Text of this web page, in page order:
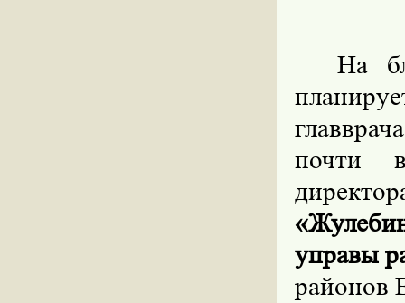
На
почти
управы
районов